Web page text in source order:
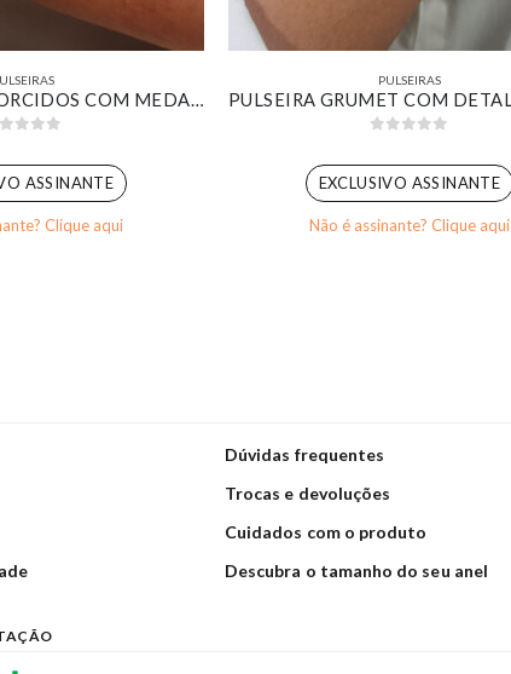
PULSEIRA ELOS TORCIDOS COM MEDALHINHAS LISAS BANHADO EM OURO BRANCO
ASSINANTE
Clique aqui
PULSEIRAS
EXCLUSIVO ASSINANTE
Não é assinante? Clique aqui
Dúvidas frequentes
Trocas e devoluções
Cuidados com o produto
Descubra o tamanho do seu anel